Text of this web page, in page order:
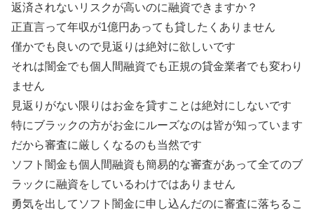
返済されないリスクが高いのに融資できますか？
正直言って年収が1億円あっても貸したくありません
僅かでも良いので見返りは絶対に欲しいです
それは闇金でも個人間融資でも正規の貸金業者でも変わり
ません
見返りがない限りはお金を貸すことは絶対にしないです
特にブラックの方がお金にルーズなのは皆が知っています
だから審査に厳しくなるのも当然です
ソフト闇金も個人間融資も簡易的な審査があって全てのブ
ラックに融資をしているわけではありません
勇気を出してソフト闇金に申し込んだのに審査に落ちるこ